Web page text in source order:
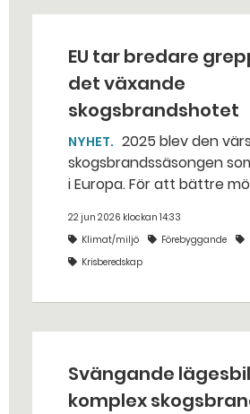
EU tar bredare
det växande
skogsbrandshotet
NYHET
skogsbrandssäsongen
i Europa. För att bättre möta hotet
sin strategi. Den fokuserar på mer
förebyggande arbete,
beredskap och ett ansvar
22 jun 2026 klockan 14:33
Klimat/miljö
Förebyggande
Krisberedskap
Svängande
komplex